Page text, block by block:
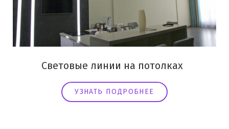
Световые линии на потолках
УЗНАТЬ ПОДРОБНЕЕ